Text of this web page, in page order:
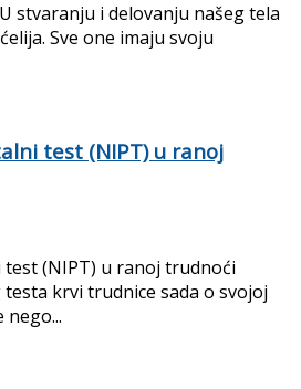
stvaranju i delovanju našeg tela
Sve one imaju svoju
test (NIPT) u ranoj
(NIPT) u ranoj trudnoći
krvi trudnice sada o svojoj
nego...